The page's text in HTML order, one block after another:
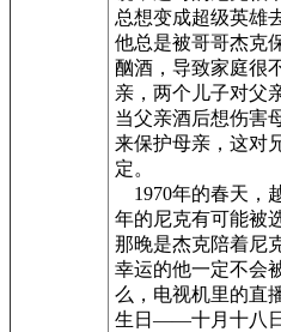
总想变成超级英雄
他总是被哥哥杰克
酗酒，导致家庭很
亲，两个儿子对父
当父亲酒后想伤害
来保护母亲，这对
定。
1970年的春天，
年的尼克有可能被
那晚是杰克陪着尼
幸运的他一定不会
么，电视机里的直
生日——十月十八日